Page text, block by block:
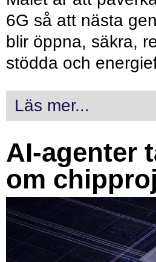
6G så att nästa
blir öppna, säkra,
stödda och
Läs mer...
AI-agenter
om